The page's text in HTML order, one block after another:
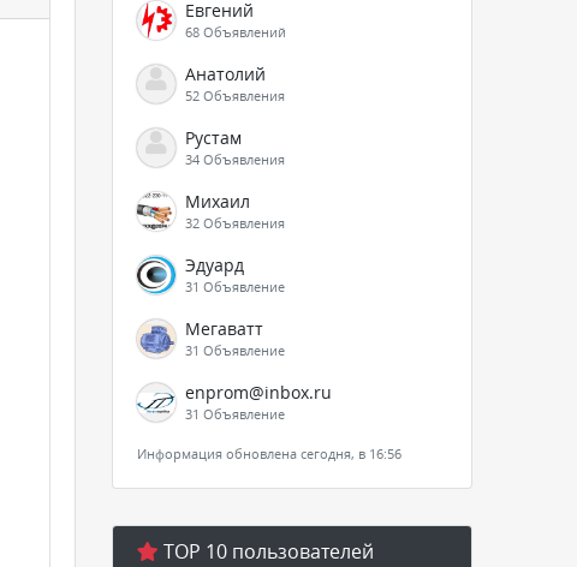
Евгений
68 Объявлений
Анатолий
52 Объявления
Рустам
34 Объявления
Михаил
32 Объявления
Эдуард
31 Объявление
Мегаватт
31 Объявление
enprom@inbox.ru
31 Объявление
Информация обновлена сегодня, в 16:56
TOP 10 пользователей